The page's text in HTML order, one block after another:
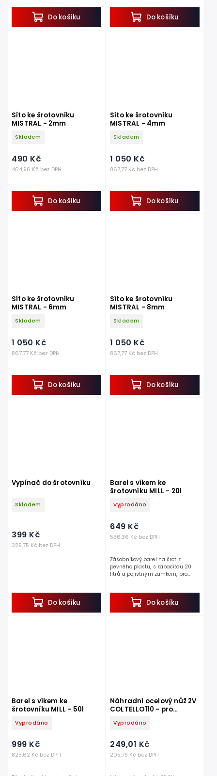
Do košíku Do košíku
Síto ke šrotovníku
MISTRAL - 2mm
Skladem
404,96 Kč bez DPH
490 Kč
Do košíku
Síto ke šrotovníku
MISTRAL - 4mm
Skladem
867,77 Kč bez DPH
1 050 Kč
Do košíku
Síto ke šrotovníku
MISTRAL - 6mm
Skladem
867,77 Kč bez DPH
1 050 Kč
Do košíku
Síto ke šrotovníku
MISTRAL - 8mm
Skladem
867,77 Kč bez DPH
1 050 Kč
Do košíku
Vypínač do šrotovníku
Skladem
329,75 Kč bez DPH
399 Kč
Do košíku
Barel s víkem ke
šrotovníku MILL - 20l
Vyprodáno
536,36 Kč bez DPH
649 Kč
Do košíku
Zásobníkový barel na šrot z
pevného plastu, s kapacitou 20
litrů a pojistným zámkem, pro
propadává do tohoto...
Barel s víkem ke
šrotovníku MILL - 50l
Vyprodáno
825,62 Kč bez DPH
999 Kč
Náhradní ocelový nůž 2V
COLTELLO110 - pro
110 mm
Vyprodáno
205,79 Kč bez DPH
249,01 Kč